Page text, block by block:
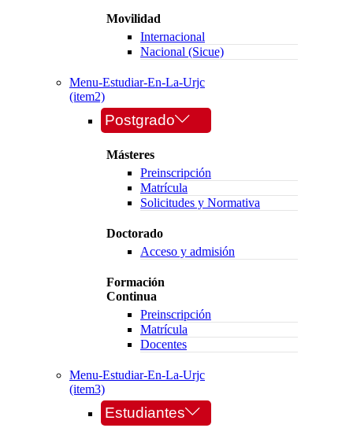
Movilidad
Internacional
Nacional (Sicue)
Menu-Estudiar-En-La-Urjc
(item2)
Postgrado
Másteres
Preinscripción
Matrícula
Solicitudes y Normativa
Doctorado
Acceso y admisión
Formación
Continua
Preinscripción
Matrícula
Docentes
Menu-Estudiar-En-La-Urjc
(item3)
Estudiantes